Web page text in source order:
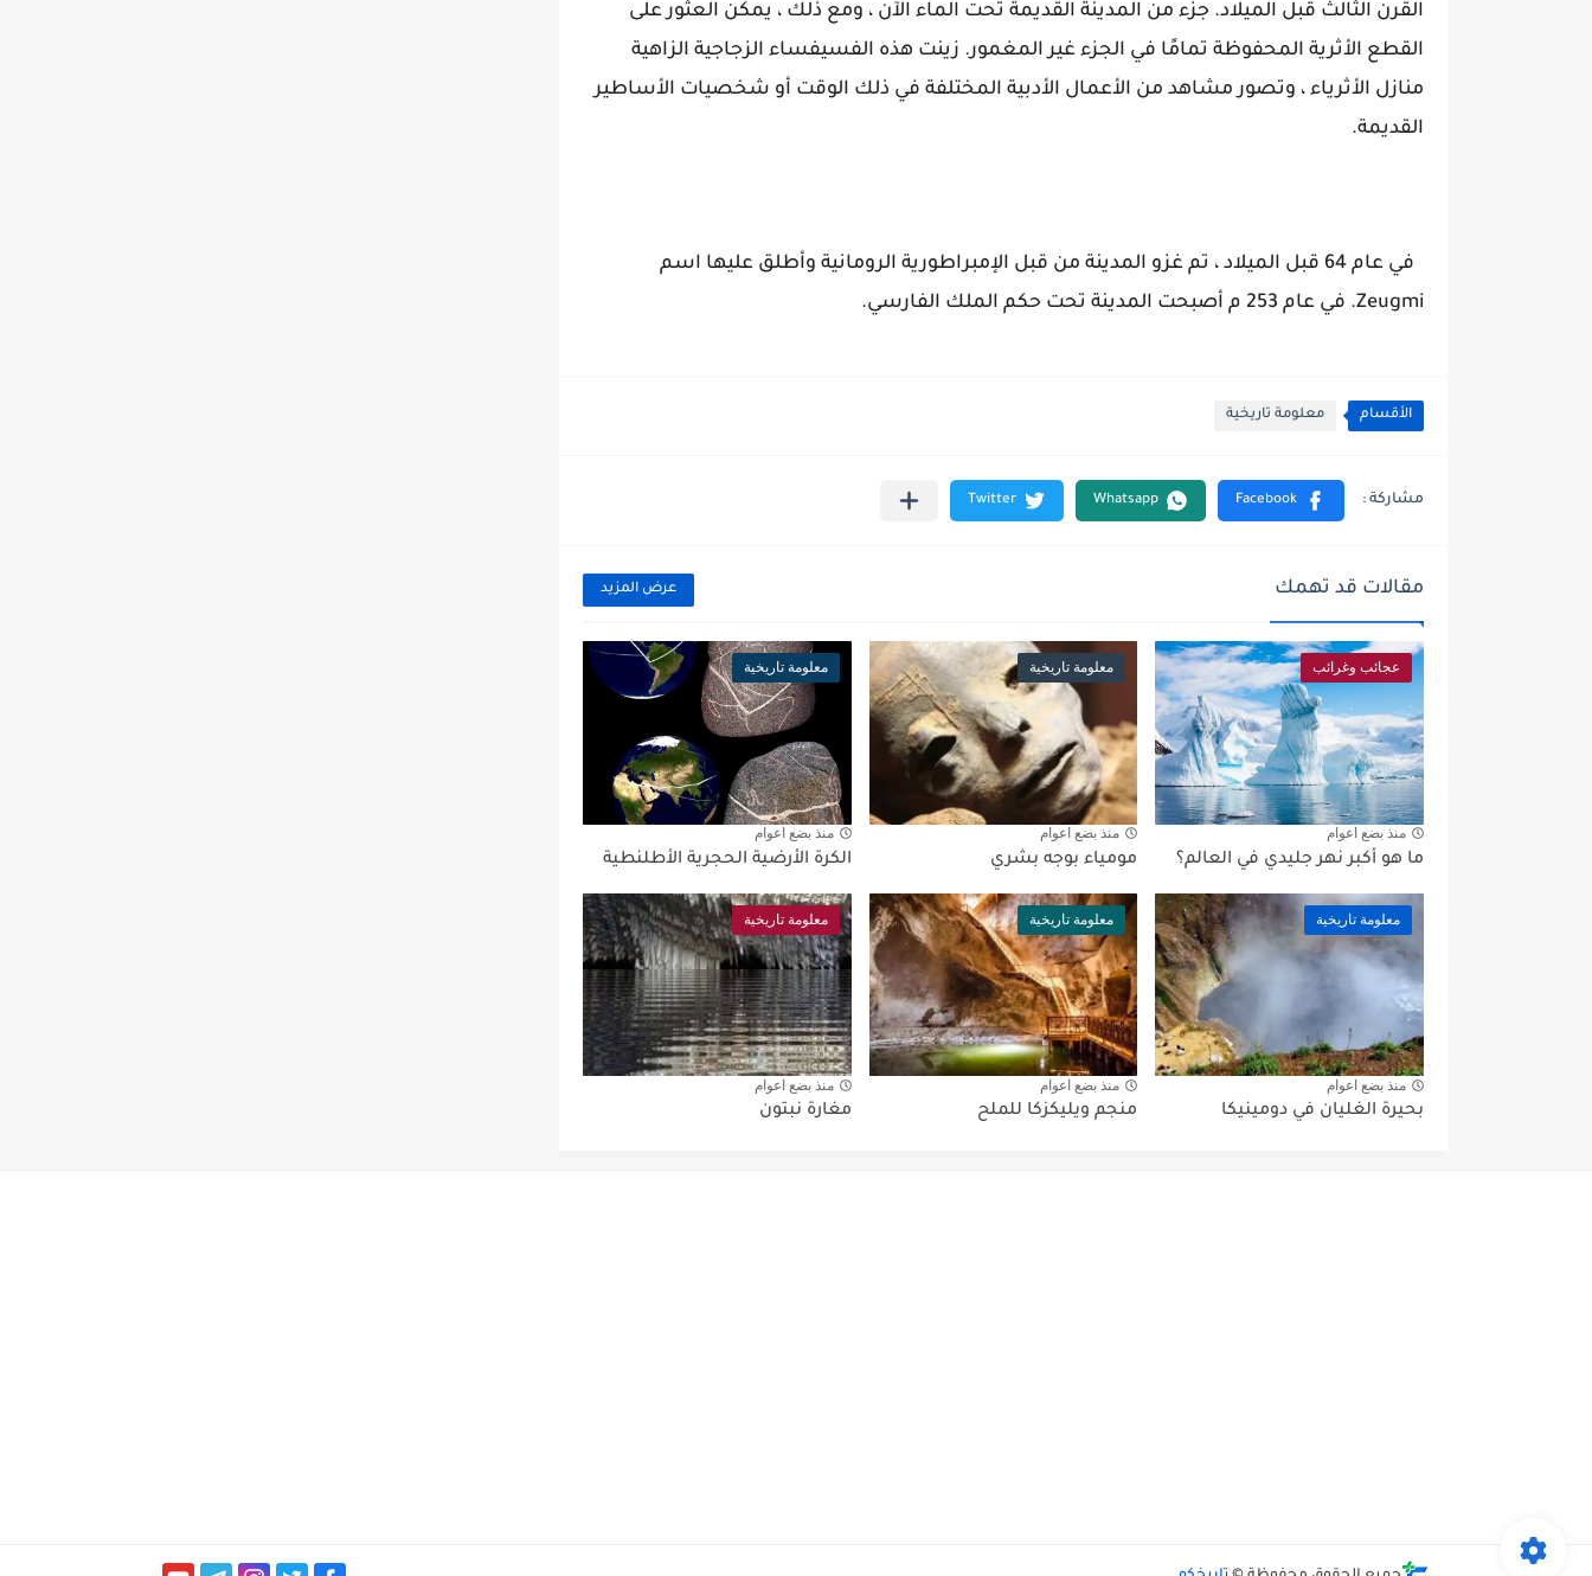
القرن الثالث قبل الميلاد. جزء من المدينة القديمة تحت الماء الآن ، ومع ذلك ، يمكن العثور على
القطع الأثرية المحفوظة تمامًا في الجزء غير المغمور. زينت هذه الفسيفساء الزجاجية الزاهية
منازل الأثرياء ، وتصور مشاهد من الأعمال الأدبية المختلفة في ذلك الوقت أو شخصيات الأساطير
القديمة.
في عام 64 قبل الميلاد ، تم غزو المدينة من قبل الإمبراطورية الرومانية وأطلق عليها اسم
Zeugmi. في عام 253 م أصبحت المدينة تحت حكم الملك الفارسي.
الأقسام معلومة تاريخية
مقالات قد تهمك عرض المزيد
عجائب وغرائب
منذ بضع اعوام
ما هو أكبر نهر جليدي في العالم؟
معلومة تاريخية
منذ بضع اعوام
مومياء بوجه بشري
معلومة تاريخية
منذ بضع اعوام
الكرة الأرضية الحجرية الأطلنطية
معلومة تاريخية
منذ بضع اعوام
بحيرة الغليان في دومينيكا
معلومة تاريخية
منذ بضع اعوام
منجم ويليكزكا للملح
معلومة تاريخية
منذ بضع اعوام
مغارة نبتون